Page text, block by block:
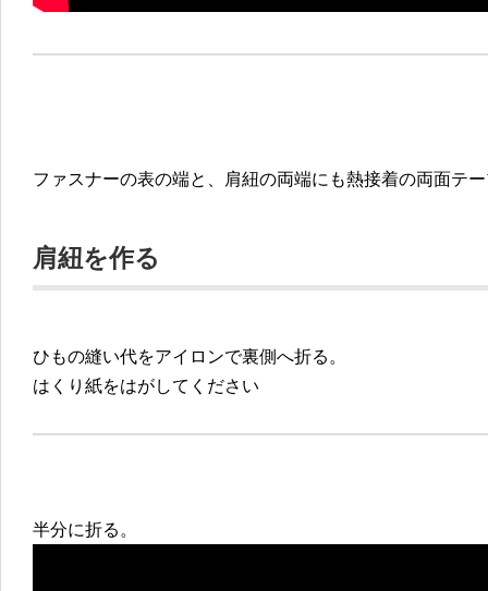
ファスナーの表の端と、肩紐の両端にも熱接着の両面テ
肩紐を作る
ひもの縫い代をアイロンで裏側へ折る。
はくり紙をはがしてください
半分に折る。